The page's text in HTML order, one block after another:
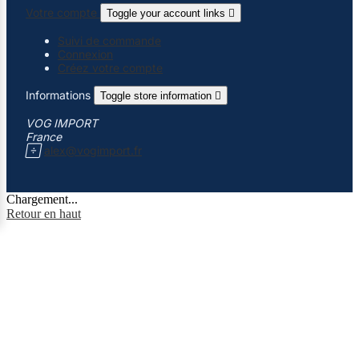
Votre compte
Toggle your account links 
Suivi de commande
Connexion
Créez votre compte
Informations
Toggle store information 
VOG IMPORT
France
 alex@vogimport.fr
Chargement...
Retour en haut